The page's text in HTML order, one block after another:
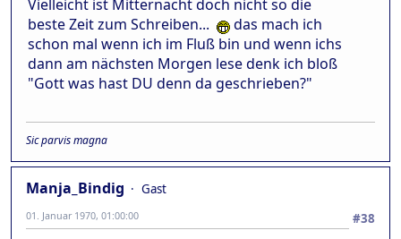
Vielleicht ist Mitternacht doch nicht so die
beste Zeit zum Schreiben...
das mach ich
schon mal wenn ich im Fluß bin und wenn ichs
dann am nächsten Morgen lese denk ich bloß
"Gott was hast DU denn da geschrieben?"
Sic parvis magna
Manja_Bindig
Gast
#38
01. Januar 1970, 01:00:00